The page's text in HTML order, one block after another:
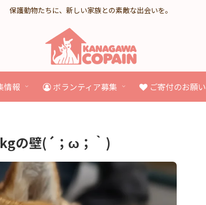
保護動物たちに、新しい家族との素敵な出会いを。
情報 ボランティア募集 ご寄付のお願い
の壁(´；ω；｀)